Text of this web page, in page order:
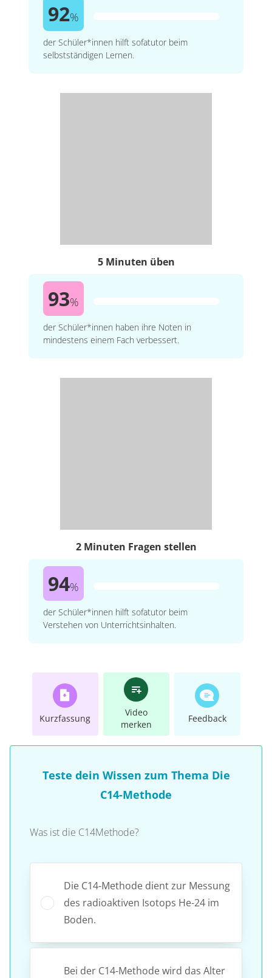
92%
der Schüler*innen hilft sofatutor beim
selbstständigen Lernen.
5 Minuten üben
93%
der Schüler*innen haben ihre Noten in
mindestens einem Fach verbessert.
2 Minuten Fragen stellen
94%
der Schüler*innen hilft sofatutor beim
Verstehen von Unterrichtsinhalten.
Kurzfassung
Video
merken
Feedback
Teste dein Wissen zum Thema Die
C14-Methode
Was ist die C14Methode?
Die C14-Methode dient zur Messung
des radioaktiven Isotops He-24 im
Boden.
Bei der C14-Methode wird das Alter